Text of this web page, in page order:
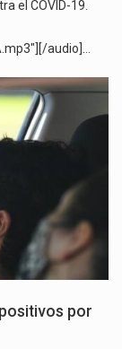
el COVID-19.
audio]…
por